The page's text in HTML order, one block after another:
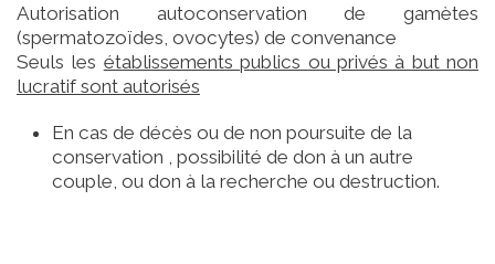
Autorisation autoconservation de gamètes
(spermatozoïdes, ovocytes) de convenance
Seuls les établissements publics ou privés à but non
lucratif sont autorisés
En cas de décès ou de non poursuite de la
conservation , possibilité de don à un autre
couple, ou don à la recherche ou destruction.